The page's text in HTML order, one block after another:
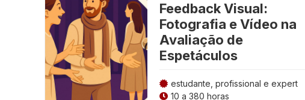
Feedback Visual:
Fotografia e Vídeo na
Avaliação de
Espetáculos
estudante, profissional e expert
10 a 380 horas